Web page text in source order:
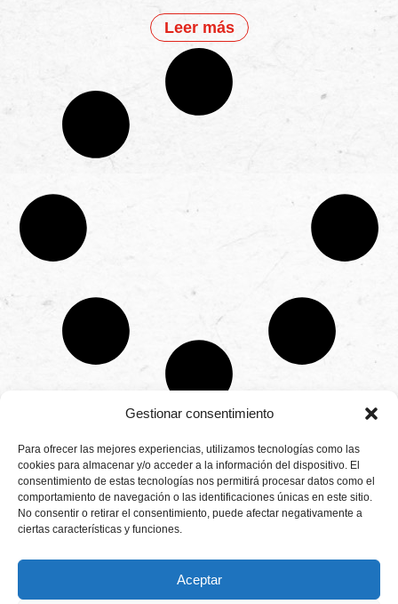
Gestionar consentimiento
Para ofrecer las mejores experiencias, utilizamos tecnologías como las
cookies para almacenar y/o acceder a la información del dispositivo. El
consentimiento de estas tecnologías nos permitirá procesar datos como el
comportamiento de navegación o las identificaciones únicas en este sitio.
No consentir o retirar el consentimiento, puede afectar negativamente a
ciertas características y funciones.
Aceptar
Leer más
Productores
de
fresas,
frambuesas,
arándanos
Calidad
CONTÁCTANOS
Camino de
Montemayor s/n
21800 Moguer.
Huelva ESPAÑA.
info@cunadeplatero.com
25
Aviso legal
Política de
privacidad
Canal de denuncias